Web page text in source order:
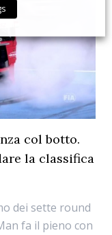
col botto.
la classifica
dei sette round
fa il pieno con